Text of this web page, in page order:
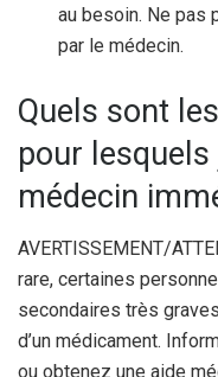
au besoin. Ne pas
par le médecin.
Quels sont
pour
médecin
AVERTISSEMENT/
rare, certaines
secondaires très
d’un médicament.
ou obtenez une aide